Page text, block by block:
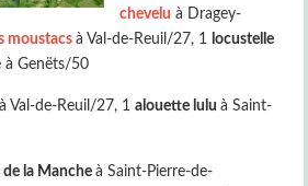
chevelu à Dragey-
moustacsà Val-de-Reuil/27, 1 locustelle
à Genëts/50
à Val-de-Reuil/27, 1alouette luluà Saint-
de la Mancheà Saint-Pierre-de-